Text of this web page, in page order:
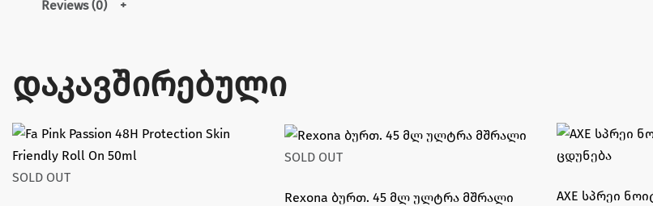
Reviews (0)
დაკავშირებული
SOLD OUT
SOLD OUT
Rexona ბურთ. 45 მლ ულტრა მშრალი AXE სპრეი